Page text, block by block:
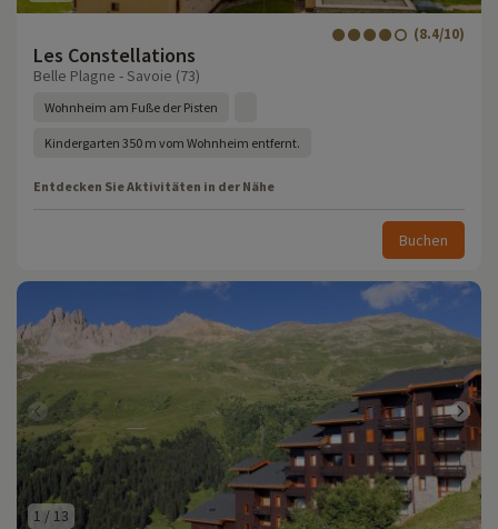
Les Constellations
(8.4/10)
Belle Plagne - Savoie (73)
Wohnheim am Fuße der Pisten
Kindergarten 350 m vom Wohnheim entfernt.
Entdecken Sie Aktivitäten in der Nähe
Buchen
1 / 13